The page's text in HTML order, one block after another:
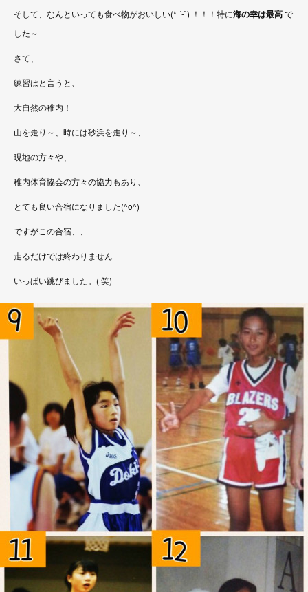
そして、なんといっても食べ物がおいしい(* ´-`) ！！！特に海の幸は最高で
した～
さて、
練習はと言うと、
大自然の稚内！
山を走り～、時には砂浜を走り～、
現地の方々や、
稚内体育協会の方々の協力もあり、
とても良い合宿になりました(^o^)
ですがこの合宿、、
走るだけでは終わりません
いっぱい跳びました。( 笑)